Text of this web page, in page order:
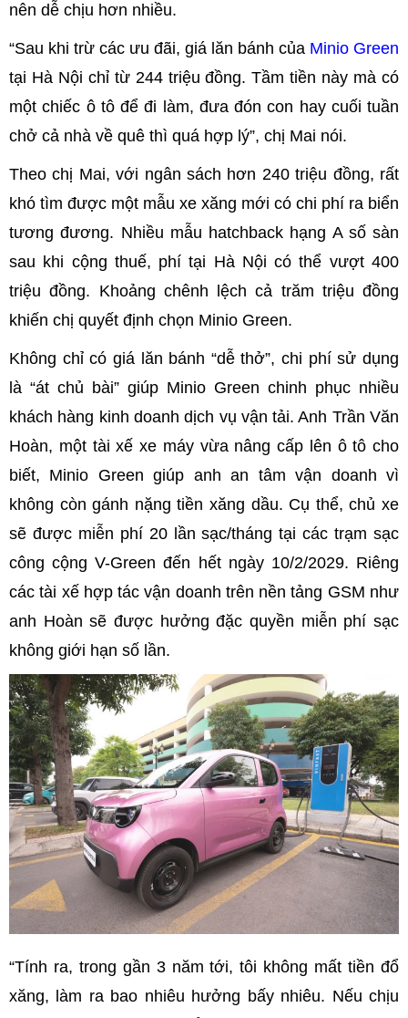
nên dễ chịu hơn nhiều.
“Sau khi trừ các ưu đãi, giá lăn bánh của Minio Green
tại Hà Nội chỉ từ 244 triệu đồng. Tầm tiền này mà có
một chiếc ô tô để đi làm, đưa đón con hay cuối tuần
chở cả nhà về quê thì quá hợp lý”, chị Mai nói.
Theo chị Mai, với ngân sách hơn 240 triệu đồng, rất
khó tìm được một mẫu xe xăng mới có chi phí ra biển
tương đương. Nhiều mẫu hatchback hạng A số sàn
sau khi cộng thuế, phí tại Hà Nội có thể vượt 400
triệu đồng. Khoảng chênh lệch cả trăm triệu đồng
khiến chị quyết định chọn Minio Green.
Không chỉ có giá lăn bánh “dễ thở”, chi phí sử dụng
là “át chủ bài” giúp Minio Green chinh phục nhiều
khách hàng kinh doanh dịch vụ vận tải. Anh Trần Văn
Hoàn, một tài xế xe máy vừa nâng cấp lên ô tô cho
biết, Minio Green giúp anh an tâm vận doanh vì
không còn gánh nặng tiền xăng dầu. Cụ thể, chủ xe
sẽ được miễn phí 20 lần sạc/tháng tại các trạm sạc
công cộng V-Green đến hết ngày 10/2/2029. Riêng
các tài xế hợp tác vận doanh trên nền tảng GSM như
anh Hoàn sẽ được hưởng đặc quyền miễn phí sạc
không giới hạn số lần.
“Tính ra, trong gần 3 năm tới, tôi không mất tiền đổ
xăng, làm ra bao nhiêu hưởng bấy nhiêu. Nếu chịu